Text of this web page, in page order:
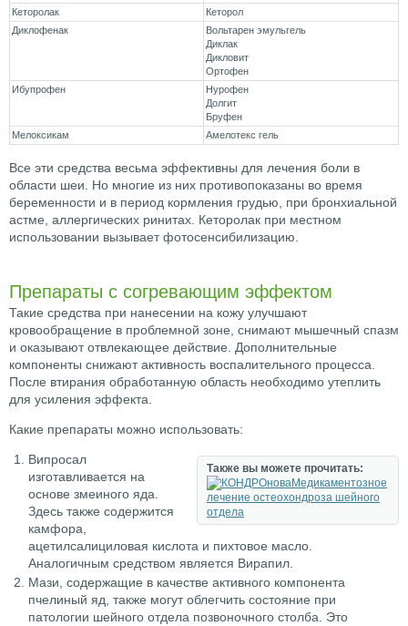
Кеторолак
Кеторол
Диклофенак
Вольтарен эмульгель
Диклак
Дикловит
Ортофен
Ибупрофен
Нурофен
Долгит
Бруфен
Мелоксикам
Амелотекс гель
Все эти средства весьма эффективны для лечения боли в
области шеи. Но многие из них противопоказаны во время
беременности и в период кормления грудью, при бронхиальной
астме, аллергических ринитах. Кеторолак при местном
использовании вызывает фотосенсибилизацию.
Препараты с согревающим эффектом
Такие средства при нанесении на кожу улучшают
кровообращение в проблемной зоне, снимают мышечный спазм
и оказывают отвлекающее действие. Дополнительные
компоненты снижают активность воспалительного процесса.
После втирания обработанную область необходимо утеплить
для усиления эффекта.
Какие препараты можно использовать:
Также вы можете прочитать:
Медикаментозное
лечение остеохондроза шейного
отдела
Випросал
изготавливается на
основе змеиного яда.
Здесь также содержится
камфора,
ацетилсалициловая кислота и пихтовое масло.
Аналогичным средством является Вирапил.
Мази, содержащие в качестве активного компонента
пчелиный яд, также могут облегчить состояние при
патологии шейного отдела позвоночного столба. Это